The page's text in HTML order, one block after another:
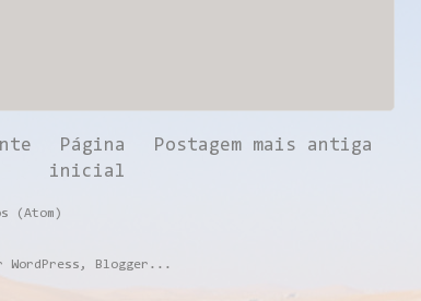
Postagem mais antiga
Página
inicial
(Atom)